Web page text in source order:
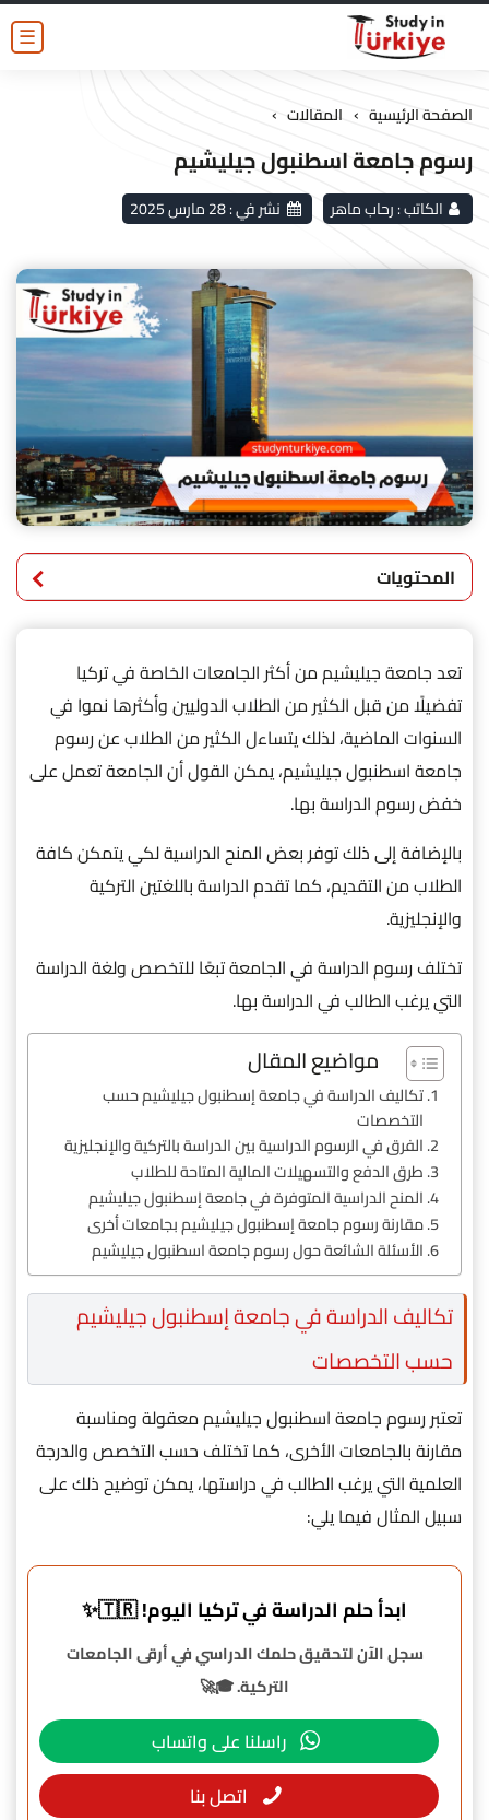
☰
الصفحة الرئيسية › المقالات ›
رسوم جامعة اسطنبول جيليشيم
الكاتب :رحاب ماهر نشر في :28 مارس 2025
المحتويات
تعد جامعة جيليشيم من أكثر الجامعات الخاصة في تركيا
تفضيلًا من قبل الكثير من الطلاب الدوليين وأكثرها نموا في
السنوات الماضية، لذلك يتساءل الكثير من الطلاب عن رسوم
جامعة اسطنبول جيليشيم، يمكن القول أن الجامعة تعمل على
خفض رسوم الدراسة بها.
بالإضافة إلى ذلك توفر بعض المنح الدراسية لكي يتمكن كافة
الطلاب من التقديم، كما تقدم الدراسة باللغتين التركية
والإنجليزية.
تختلف رسوم الدراسة في الجامعة تبعًا للتخصص ولغة الدراسة
التي يرغب الطالب في الدراسة بها.
مواضيع المقال
تكاليف الدراسة في جامعة إسطنبول جيليشيم حسب
التخصصات
الفرق في الرسوم الدراسية بين الدراسة بالتركية والإنجليزية
طرق الدفع والتسهيلات المالية المتاحة للطلاب
المنح الدراسية المتوفرة في جامعة إسطنبول جيليشيم
مقارنة رسوم جامعة إسطنبول جيليشيم بجامعات أخرى
الأسئلة الشائعة حول رسوم جامعة اسطنبول جيليشيم
تكاليف الدراسة في جامعة إسطنبول جيليشيم
حسب التخصصات
تعتبر رسوم جامعة اسطنبول جيليشيم معقولة ومناسبة
مقارنة بالجامعات الأخرى، كما تختلف حسب التخصص والدرجة
العلمية التي يرغب الطالب في دراستها، يمكن توضيح ذلك على
سبيل المثال فيما يلي:
ابدأ حلم الدراسة في تركيا اليوم! 🇹🇷✨
سجل الآن لتحقيق حلمك الدراسي في أرقى الجامعات
التركية. 🎓🚀
راسلنا على واتساب
اتصل بنا